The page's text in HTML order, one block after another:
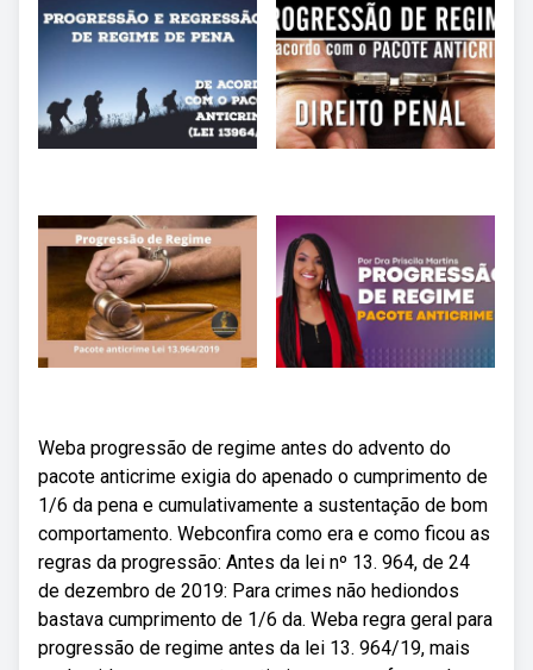
Weba progressão de regime antes do advento do
pacote anticrime exigia do apenado o cumprimento de
1/6 da pena e cumulativamente a sustentação de bom
comportamento. Webconfira como era e como ficou as
regras da progressão: Antes da lei nº 13. 964, de 24
de dezembro de 2019: Para crimes não hediondos
bastava cumprimento de 1/6 da. Weba regra geral para
progressão de regime antes da lei 13. 964/19, mais